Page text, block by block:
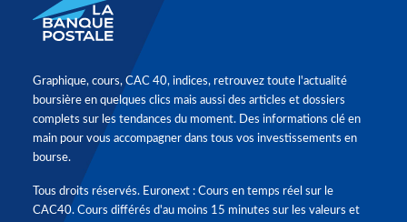
Graphique, cours, CAC 40, indices, retrouvez toute l'actualité
boursière en quelques clics mais aussi des articles et dossiers
complets sur les tendances du moment. Des informations clé en
main pour vous accompagner dans tous vos investissements en
bourse.
Tous droits réservés. Euronext : Cours en temps réel sur le
CAC40. Cours différés d'au moins 15 minutes sur les valeurs et